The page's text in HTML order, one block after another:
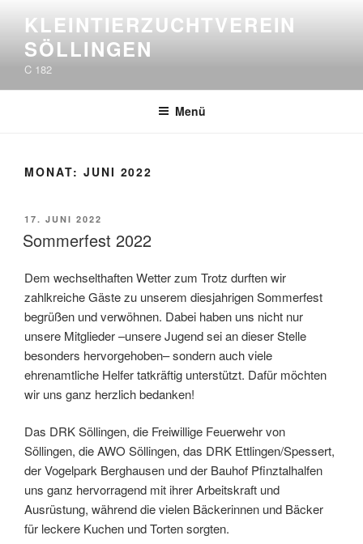
springen
KLEINTIERZUCHTVEREIN
SÖLLINGEN
C 182
Menü
MONAT: JUNI 2022
VERÖFFENTLICHT
AM
17. JUNI 2022
Sommerfest 2022
Dem wechselthaften Wetter zum Trotz durften wir
zahlkreiche Gäste zu unserem diesjahrigen Sommerfest
begrüßen und verwöhnen. Dabei haben uns nicht nur
unsere Mitglieder –unsere Jugend sei an dieser Stelle
besonders hervorgehoben– sondern auch viele
ehrenamtliche Helfer tatkräftig unterstützt. Dafür möchten
wir uns ganz herzlich bedanken!
Das DRK Söllingen, die Freiwillige Feuerwehr von
Söllingen, die AWO Söllingen, das DRK Ettlingen/Spessert,
der Vogelpark Berghausen und der Bauhof Pfinztalhalfen
uns ganz hervorragend mit ihrer Arbeitskraft und
Ausrüstung, während die vielen Bäckerinnen und Bäcker
für leckere Kuchen und Torten sorgten.